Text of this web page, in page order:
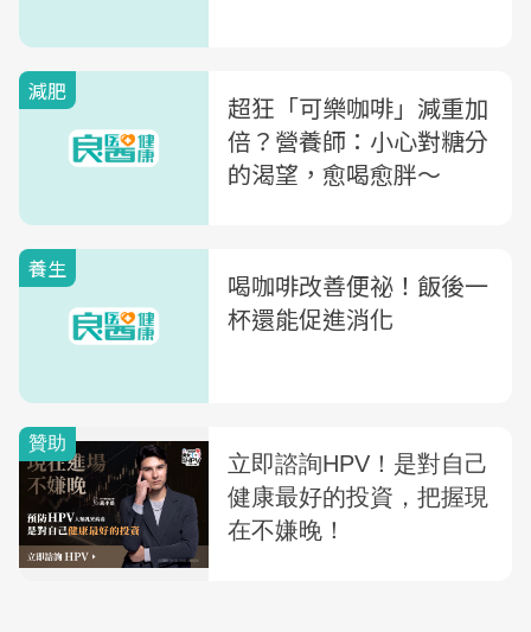
減肥
超狂「可樂咖啡」減重加
倍？營養師：小心對糖分
的渴望，愈喝愈胖〜
養生
喝咖啡改善便祕！飯後一
杯還能促進消化